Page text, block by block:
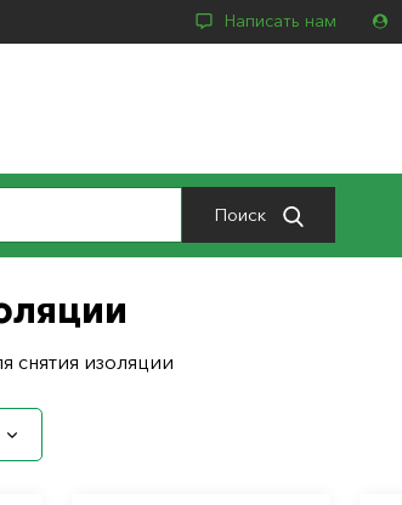
Написать нам
Поиск
снятия изоляции